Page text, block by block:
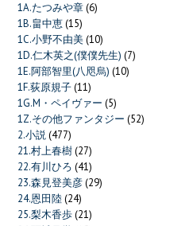
1A.たつみや章(6)
1B.畠中恵(15)
1C.小野不由美(10)
1D.仁木英之(僕僕先生) (7)
1E.阿部智里(八咫烏) (10)
1F.荻原規子(11)
1G.M・ペイヴァー (5)
1Z.その他ファンタジー (52)
2.小説(477)
21.村上春樹(27)
22.有川ひろ (41)
23.森見登美彦(29)
24.恩田陸(24)
25.梨木香歩(21)